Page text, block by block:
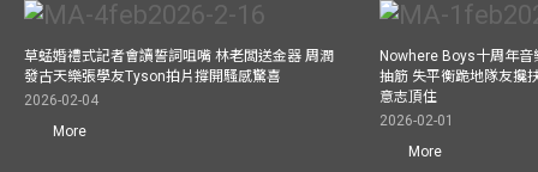
草蜢婚禮式記者會讀誓詞咀嘴 林老闆送金器 周潤
發古天樂張學友Tyson拍片撐開騷感驚喜
2026-02-04
More
Nowhere Boys十周年
抽筋 失平衡跪地隊友攙
意志頂住
2026-02-01
More